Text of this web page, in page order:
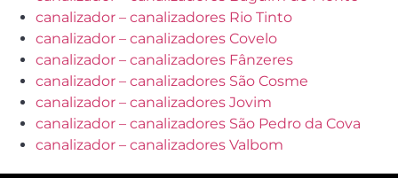
canalizador – canalizadores Rio Tinto
canalizador – canalizadores Covelo
canalizador – canalizadores Fânzeres
canalizador – canalizadores São Cosme
canalizador – canalizadores Jovim
canalizador – canalizadores São Pedro da Cova
canalizador – canalizadores Valbom